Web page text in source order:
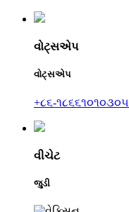
વોટ્સએપ
વોટ્સએપ
+૮૬-૧૮૬૬૧૦૧૦૩૦૫
વીચેટ
જુડી